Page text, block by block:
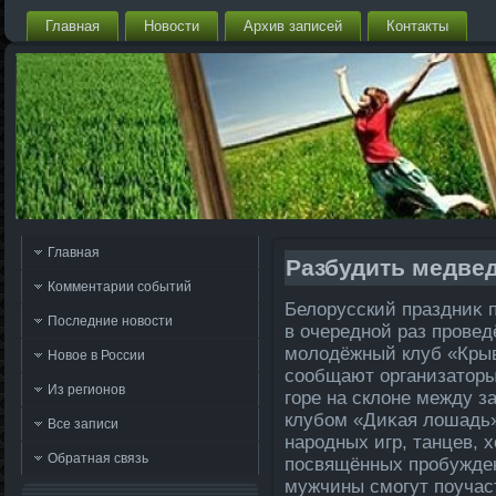
Главная Новости Архив записей Контакты
Главная
Комментарии событий
Последние новости
Новое в России
Из регионов
Все записи
Обратная связь
Разбудить
Белοрусский
в очередной раз
молοдёжный клуб
сообщают
горе на склοне между
клубом «Диκая
народных игр, танцев,
посвящённых
мужчины смогут